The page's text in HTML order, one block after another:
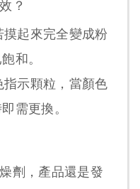
？
起來完全變成粉
和。
示顆粒，當顏色
需更換。
劑，產品還是發